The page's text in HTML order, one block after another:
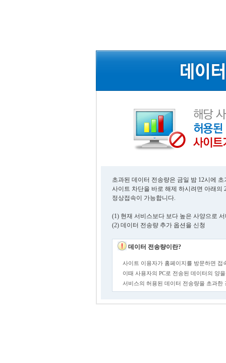
초과된 데이터 전송량은 금일 밤 12시에
사이트 차단을 바로 해제 하시려면 아래의
정상접속이 가능합니다.
(1) 현재 서비스보다 보다 높은 사양으로
(2) 데이터 전송량 추가 옵션을 신청
데이터 전송량이란?
사이트 이용자가 홈페이지를 방문하면 접
이때 사용자의 PC로 전송된 데이터의 양
서비스의 허용된 데이터 전송량을 초과